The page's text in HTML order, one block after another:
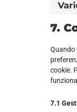
7.
Quando
cookie.
7.1